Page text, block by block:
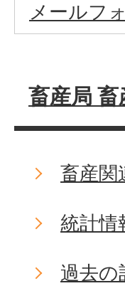
メールフ
畜産局
畜産関
統計情
過去の